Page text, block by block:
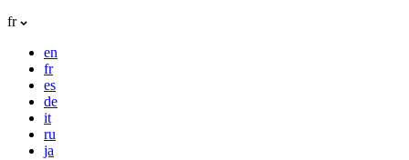
fr
en
fr
es
de
it
ru
ja